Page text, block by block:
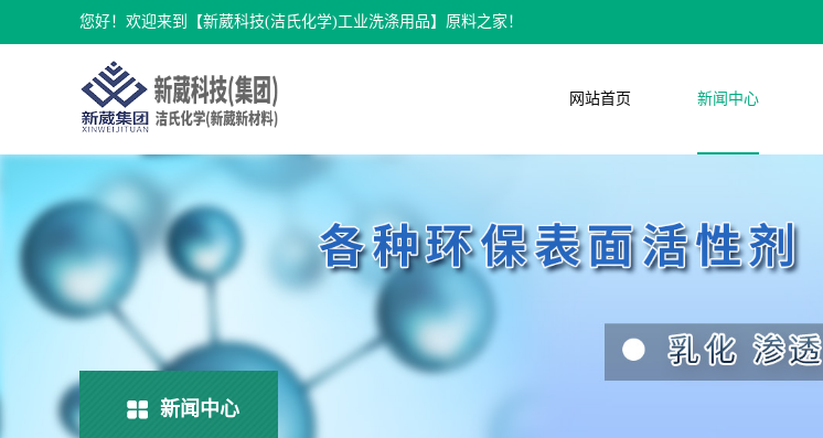
您好！欢迎来到【新葳科技(洁氏化学)工业洗涤用品】原料之家！
网站首页 新闻中心
新闻中心